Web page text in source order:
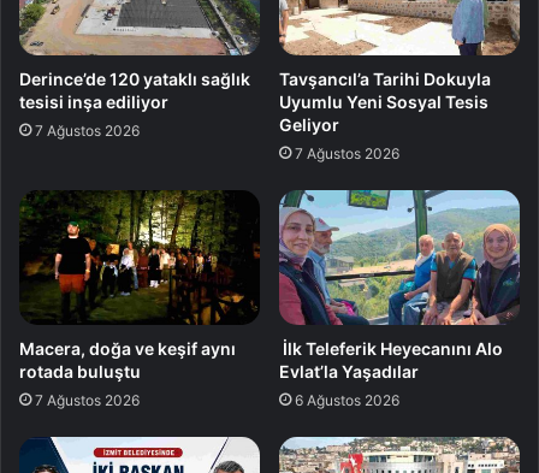
Derince’de 120 yataklı sağlık
tesisi inşa ediliyor
7 Ağustos 2026
Tavşancıl’a Tarihi Dokuyla
Uyumlu Yeni Sosyal Tesis
Geliyor
7 Ağustos 2026
Macera, doğa ve keşif aynı
rotada buluştu
7 Ağustos 2026
İlk Teleferik Heyecanını Alo
Evlat’la Yaşadılar
6 Ağustos 2026